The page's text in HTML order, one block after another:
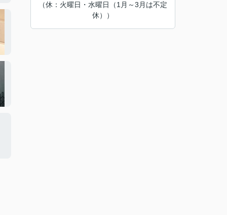
（休：火曜日・水曜日（1月～3月は不定
休））